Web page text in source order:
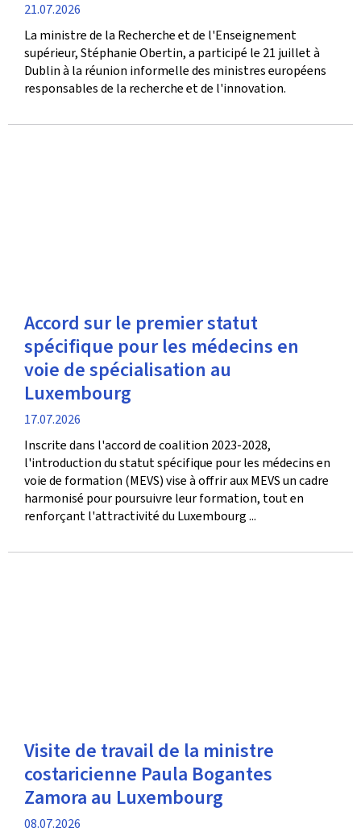
date
de
publication
21.07.2026
La ministre de la Recherche et de l'Enseignement
supérieur, Stéphanie Obertin, a participé le 21 juillet à
Dublin à la réunion informelle des ministres européens
responsables de la recherche et de l'innovation.
Accord sur le premier statut
spécifique pour les médecins en
voie de spécialisation au
Luxembourg
date
de
publication
17.07.2026
Inscrite dans l'accord de coalition 2023-2028,
l'introduction du statut spécifique pour les médecins en
voie de formation (MEVS) vise à offrir aux MEVS un cadre
harmonisé pour poursuivre leur formation, tout en
renforçant l'attractivité du Luxembourg ...
Visite de travail de la ministre
costaricienne Paula Bogantes
Zamora au Luxembourg
date
08.07.2026